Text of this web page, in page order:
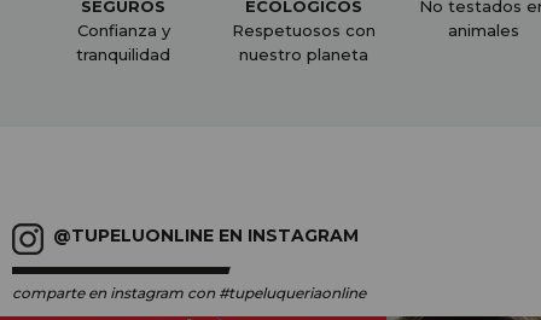
SEGUROS
Confianza y
tranquilidad
ECOLÓGICOS
Respetuosos con
nuestro planeta
No testados
animales
@TUPELUONLINE EN INSTAGRAM
comparte en instagram con #tupeluqueriaonline